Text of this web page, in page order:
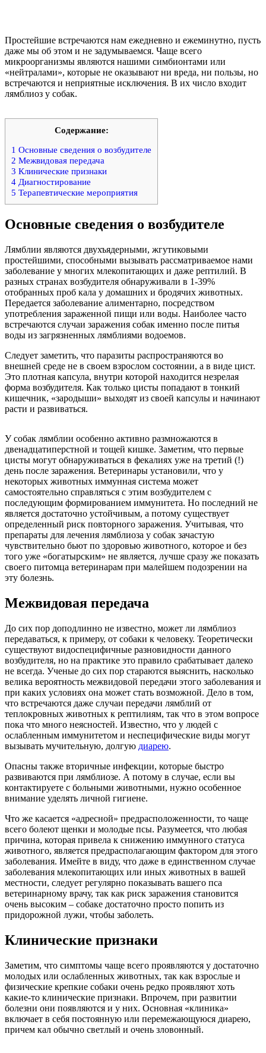
Простейшие встречаются нам ежедневно и ежеминутно, пусть
даже мы об этом и не задумываемся. Чаще всего
микроорганизмы являются нашими симбионтами или
«нейтралами», которые не оказывают ни вреда, ни пользы, но
встречаются и неприятные исключения. В их число входит
лямблиоз у собак.
Содержание:
1 Основные сведения о возбудителе
2 Межвидовая передача
3 Клинические признаки
4 Диагностирование
5 Терапевтические мероприятия
Основные сведения о возбудителе
Лямблии являются двухъядерными, жгутиковыми
простейшими, способными вызывать рассматриваемое нами
заболевание у многих млекопитающих и даже рептилий. В
разных странах возбудителя обнаруживали в 1-39%
отобранных проб кала у домашних и бродячих животных.
Передается заболевание алиментарно, посредством
употребления зараженной пищи или воды. Наиболее часто
встречаются случаи заражения собак именно после питья
воды из загрязненных лямблиями водоемов.
Следует заметить, что паразиты распространяются во
внешней среде не в своем взрослом состоянии, а в виде цист.
Это плотная капсула, внутри которой находится незрелая
форма возбудителя. Как только цисты попадают в тонкий
кишечник, «зародыши» выходят из своей капсулы и начинают
расти и развиваться.
У собак лямблии особенно активно размножаются в
двенадцатиперстной и тощей кишке. Заметим, что первые
цисты могут обнаруживаться в фекалиях уже на третий (!)
день после заражения. Ветеринары установили, что у
некоторых животных иммунная система может
самостоятельно справляться с этим возбудителем с
последующим формированием иммунитета. Но последний не
является достаточно устойчивым, а потому существует
определенный риск повторного заражения. Учитывая, что
препараты для лечения лямблиоза у собак зачастую
чувствительно бьют по здоровью животного, которое и без
того уже «богатырским» не является, лучше сразу же показать
своего питомца ветеринарам при малейшем подозрении на
эту болезнь.
Межвидовая передача
До сих пор доподлинно не известно, может ли лямблиоз
передаваться, к примеру, от собаки к человеку. Теоретически
существуют видоспецифичные разновидности данного
возбудителя, но на практике это правило срабатывает далеко
не всегда. Ученые до сих пор стараются выяснить, насколько
велика вероятность межвидовой передачи этого заболевания и
при каких условиях она может стать возможной. Дело в том,
что встречаются даже случаи передачи лямблий от
теплокровных животных к рептилиям, так что в этом вопросе
пока что много неясностей. Известно, что у людей с
ослабленным иммунитетом и неспецифические виды могут
вызывать мучительную, долгую диарею.
Опасны также вторичные инфекции, которые быстро
развиваются при лямблиозе. А потому в случае, если вы
контактируете с больными животными, нужно особенное
внимание уделять личной гигиене.
Что же касается «адресной» предрасположенности, то чаще
всего болеют щенки и молодые псы. Разумеется, что любая
причина, которая привела к снижению иммунного статуса
животного, является предрасполагающим фактором для этого
заболевания. Имейте в виду, что даже в единственном случае
заболевания млекопитающих или иных животных в вашей
местности, следует регулярно показывать вашего пса
ветеринарному врачу, так как риск заражения становится
очень высоким – собаке достаточно просто попить из
придорожной лужи, чтобы заболеть.
Клинические признаки
Заметим, что симптомы чаще всего проявляются у достаточно
молодых или ослабленных животных, так как взрослые и
физические крепкие собаки очень редко проявляют хоть
какие-то клинические признаки. Впрочем, при развитии
болезни они появляются и у них. Основная «клиника»
включает в себя постоянную или перемежающуюся диарею,
причем кал обычно светлый и очень зловонный.